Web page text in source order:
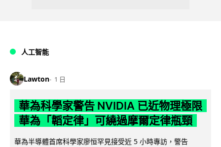
人工智能
Lawton 1 日
華為科學家警告 NVIDIA 已近物理極限
華為「韜定律」可繞過摩爾定律瓶頸
華為半導體首席科學家廖恒罕見接受近 5 小時專訪，警告